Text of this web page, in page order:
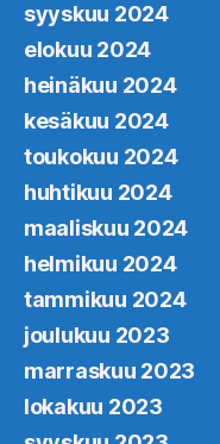
syyskuu 2024
elokuu 2024
heinäkuu 2024
kesäkuu 2024
toukokuu 2024
huhtikuu 2024
maaliskuu 2024
helmikuu 2024
tammikuu 2024
joulukuu 2023
marraskuu 2023
lokakuu 2023